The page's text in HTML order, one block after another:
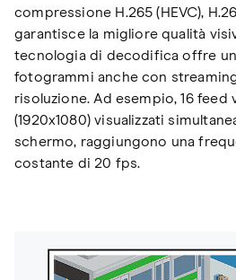
compressione H.265 (HEVC),
garantisce la migliore qualità
tecnologia di decodifica offre
fotogrammi anche con
risoluzione. Ad esempio, 16 feed
(1920x1080) visualizzati
schermo, raggiungono una
costante di 20 fps.